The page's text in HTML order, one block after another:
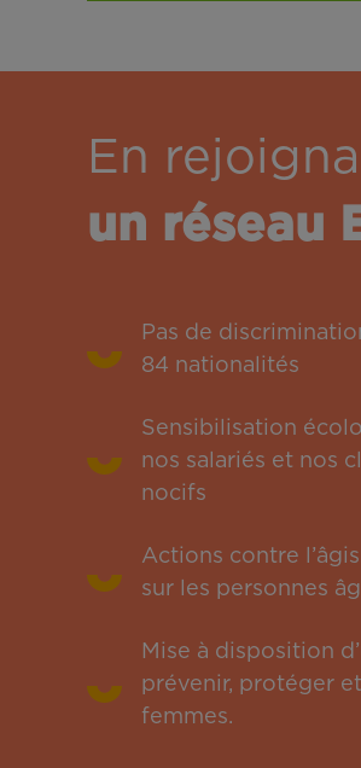
En
un réseau
Pas de
84 nationalités
Sensibilisation
nos salariés et nos
nocifs
Actions contre
sur les personnes
Mise à disposition
prévenir, protéger
femmes.